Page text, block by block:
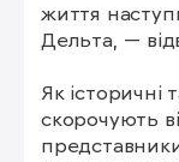
життя
Дельта, —
Як історичні
скорочують